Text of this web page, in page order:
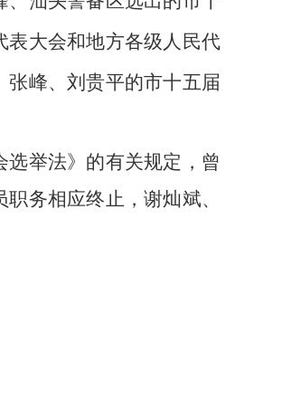
表大会和地方各级人民代
峰、刘贵平的市十五届
举法》的有关规定，曾
务相应终止，谢灿斌、